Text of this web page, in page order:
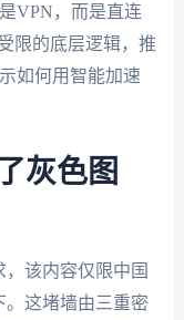
VPN，而是直连
限的底层逻辑，推
如何用智能加速
灰色图
该内容仅限中国
这堵墙由三重密